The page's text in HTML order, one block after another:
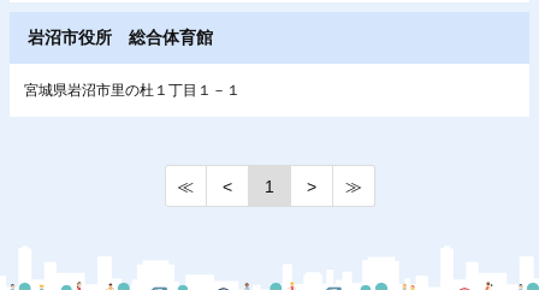
岩沼市役所 総合体育館
宮城県岩沼市里の杜１丁目１－１
≪ < 1 > ≫